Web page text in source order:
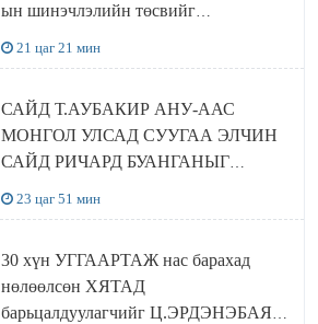
ын шинэчлэлийн төсвийг
21 цаг 21 мин
САЙД Т.АУБАКИР АНУ-ААС
МОНГОЛ УЛСАД СУУГАА ЭЛЧИН
САЙД РИЧАРД БУАНГАНЫГ
23 цаг 51 мин
30 хүн УГГААРТАЖ нас барахад
нөлөөлсөн ХЯТАД
барьцалдуулагчийг Ц.ЭРДЭНЭБАЯР